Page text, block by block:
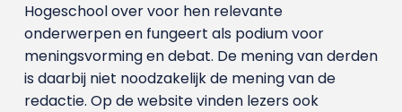
Hogeschool over voor hen relevante
onderwerpen en fungeert als podium voor
meningsvorming en debat. De mening van derden
is daarbij niet noodzakelijk de mening van de
redactie. Op de website vinden lezers ook